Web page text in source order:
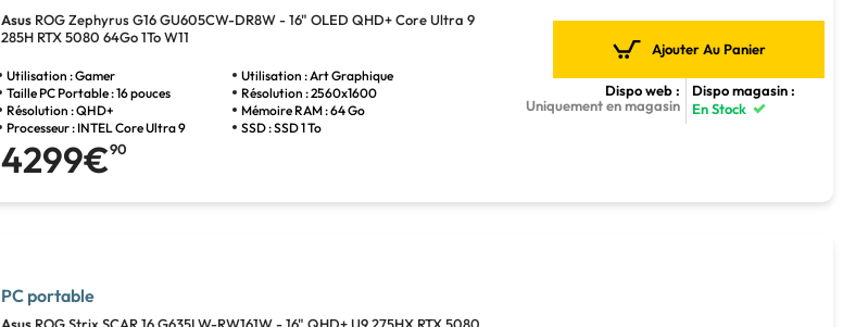
Asus ROG Zephyrus G16 GU605CW-DR8W - 16" OLED QHD+ Core Ultra 9
285H RTX 5080 64Go 1To W11
Utilisation : Gamer
Utilisation : Art Graphique
Taille PC Portable : 16 pouces
Résolution : 2560x1600
Résolution : QHD+
Mémoire RAM : 64 Go
Processeur : INTEL Core Ultra 9
SSD : SSD 1 To
4299€90
Ajouter Au Panier
Dispo web :
Uniquement en magasin
Dispo magasin :
En Stock
PC portable